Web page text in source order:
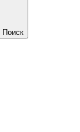
Поиск